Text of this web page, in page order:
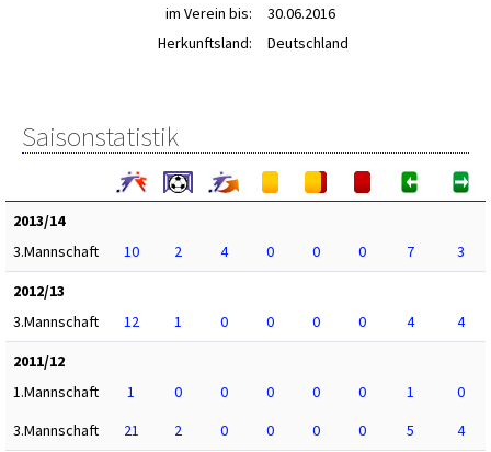
im Verein bis:
30.06.2016
Herkunftsland:
Deutschland
Saisonstatistik
2013/14
3.Mannschaft
10 2 4 0 0 0 7
3
2012/13
3.Mannschaft
12 1 0 0 0 0 4
4
2011/12
1.Mannschaft
1 0 0 0 0 0 1
0
3.Mannschaft
21 2 0 0 0 0 5
4